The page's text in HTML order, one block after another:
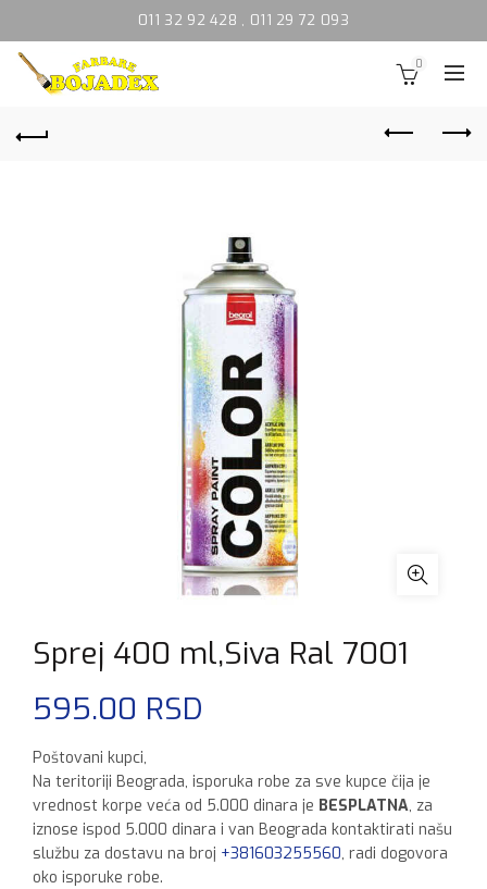
011 32 92 428 , 011 29 72 093
0
Sprej 400 ml,Siva Ral 7001
595.00 RSD
Poštovani kupci,
Na teritoriji Beograda, isporuka robe za sve kupce čija je
vrednost korpe veća od 5.000 dinara je BESPLATNA, za
iznose ispod 5.000 dinara i van Beograda kontaktirati našu
službu za dostavu na broj +381603255560, radi dogovora
oko isporuke robe.